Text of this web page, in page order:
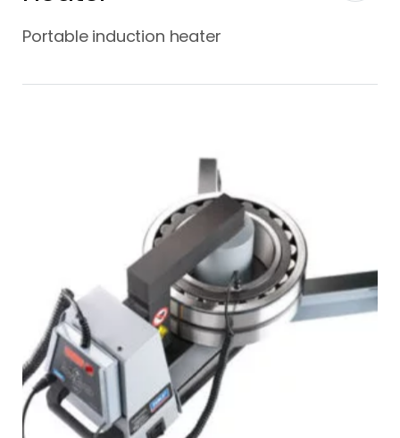
Portable induction heater